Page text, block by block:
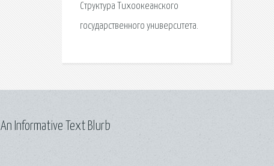
Структура Тихоокеанского
государственного университета.
An Informative Text Blurb